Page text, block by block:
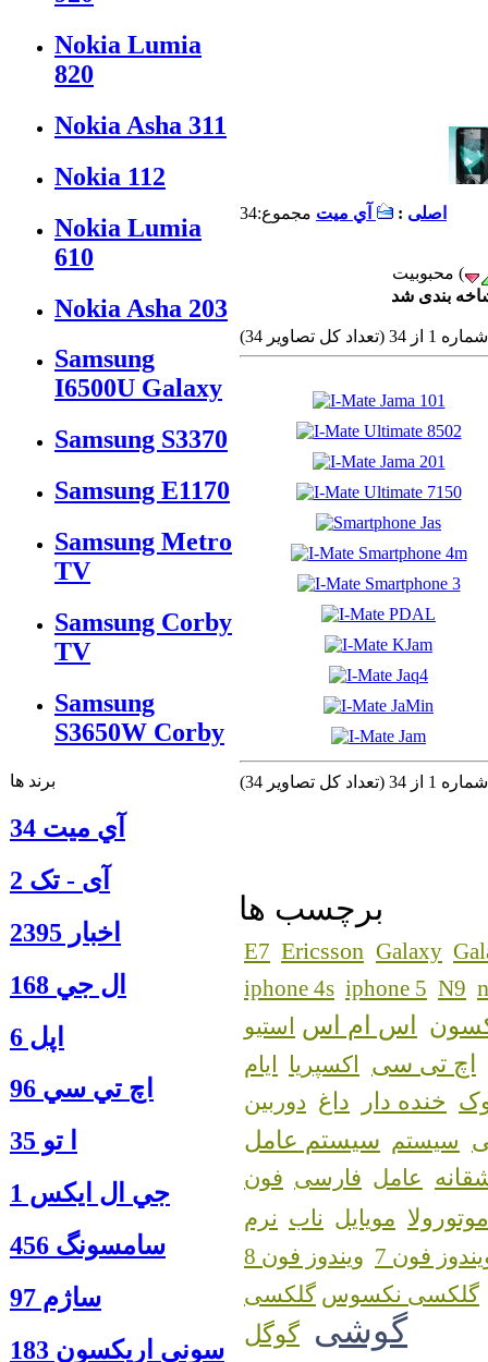
Nokia Lumia
820
Nokia Asha 311
Nokia 112
Nokia Lumia
610
Nokia Asha 203
Samsung
I6500U Galaxy
Samsung S3370
Samsung E1170
Samsung Metro
TV
Samsung Corby
TV
Samsung
S3650W Corby
برند ها
آي ميت 34
آی - تک 2
اخبار 2395
ال جي 168
اپل 6
اچ تي سي 96
ا‍ تو 35
جي ال ايكس 1
سامسونگ 456
ساژم 97
سوني اريكسون 183
اصلی : آي ميت مجموع:34
بندی شد
كل تصاوير 34)
كل تصاوير 34)
برچسب ها
E7 Ericsson Galaxy
iphone 4s iphone 5 N9
اس ام اس استیو
اچ تی سی اکسپریا ایام
خنده دار داغ دوربین
سیستم سیستم عامل
عامل فارسی فون
موتورولا مویایل ناب نرم
فون 7
ویندوز فون 8
گلکسی نکسوس
گوشی گوگل